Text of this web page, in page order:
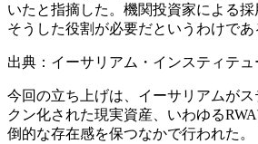
いたと指摘した。機関投資家による採
そうした役割が必要だというわけであ
出典：イーサリアム・インスティテ
今回の立ち上げは、イーサリアムが
クン化された現実資産、いわゆる
倒的な存在感を保つなかで行われた。